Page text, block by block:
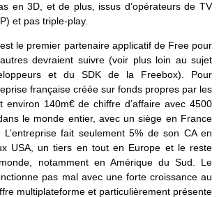
en 3D, et de plus, issus d’opérateurs de TV
et pas triple-play.
est le premier partenaire applicatif de Free pour
devraient suivre (voir plus loin au sujet
et du SDK de la Freebox). Pour
française créée sur fonds propres par les
environ 140m€ de chiffre d’affaire avec 4500
le monde entier, avec un siège en France
fait seulement 5% de son CA en
USA, un tiers en tout en Europe et le reste
notamment en Amérique du Sud. Le
pas mal avec une forte croissance au
multiplateforme et particulièrement présente